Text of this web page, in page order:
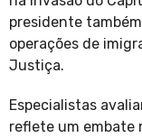
presidente
operações de
Justiça.
Especialistas
reflete um embate